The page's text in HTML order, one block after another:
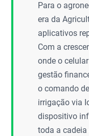
Para o
era da
aplicativos
Com a
onde o
gestão
o comando
irrigação via
dispositivo
toda a